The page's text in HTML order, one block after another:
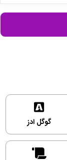
گوگل ادز